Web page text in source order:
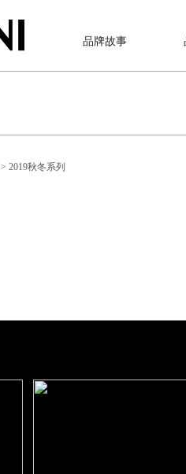
品牌故事
> 2019秋冬系列